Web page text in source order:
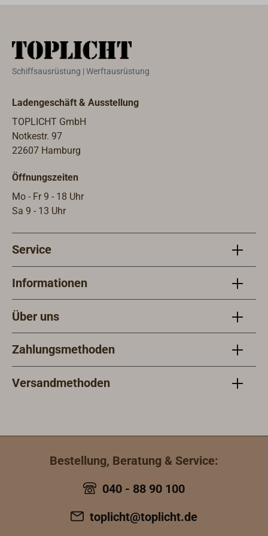
Schiffsausrüstung | Werftausrüstung
Ladengeschäft & Ausstellung
TOPLICHT GmbH
Notkestr. 97
22607 Hamburg
Öffnungszeiten
Mo - Fr 9 - 18 Uhr
Sa 9 - 13 Uhr
Service
Informationen
Über uns
Zahlungsmethoden
Versandmethoden
Bestellung, Beratung & Service:
040 - 88 90 100
toplicht@toplicht.de